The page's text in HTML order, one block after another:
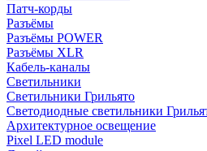
Патч-корды
Разъёмы
Разъёмы POWER
Разъёмы XLR
Кабель-каналы
Светильники
Светильники Грильято
Светодиодные светильники
Архитектурное освещение
Pixel LED module